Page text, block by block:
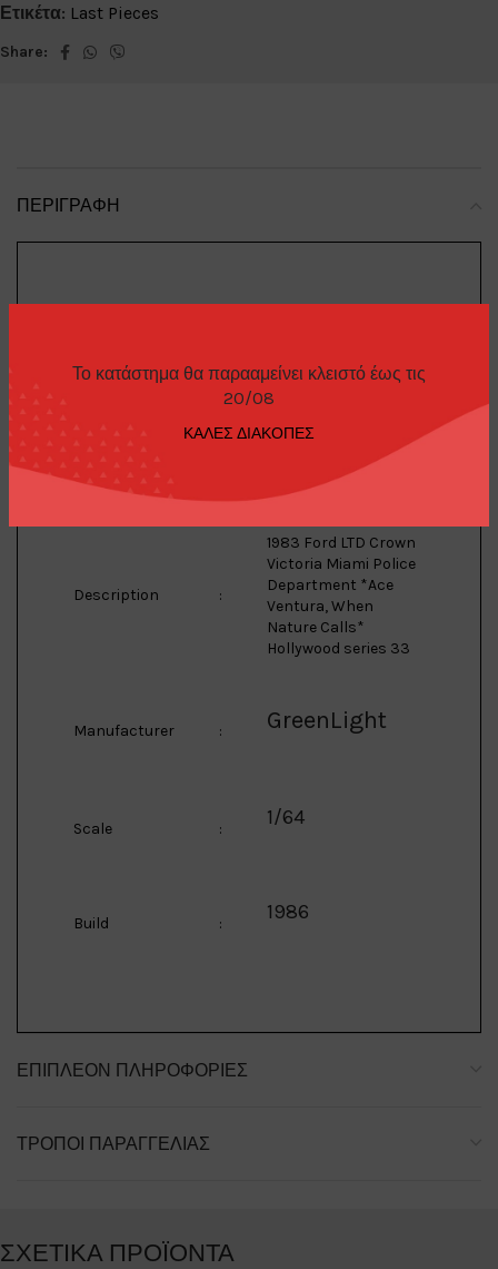
Το κατάστημα θα παρααμείνει κλειστό έως τις
20/08
ΚΑΛΕΣ ΔΙΑΚΟΠΕΣ
Ετικέτα: Last Pieces
Share:
ΠΕΡΙΓΡΑΦΉ
Model :
Victoria
Description :
1983 Ford LTD Crown
Victoria Miami Police
Department *Ace
Ventura, When
Nature Calls*
Hollywood series 33
Manufacturer : GreenLight
Scale : 1/64
Build : 1986
ΕΠΙΠΛΈΟΝ ΠΛΗΡΟΦΟΡΊΕΣ
ΤΡΌΠΟΙ ΠΑΡΑΓΓΕΛΊΑΣ
ΣΧΕΤΙΚΆ ΠΡΟΪΌΝΤΑ